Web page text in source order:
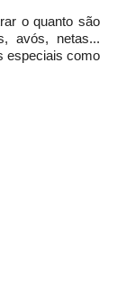
o quanto são
avós, netas...
especiais como